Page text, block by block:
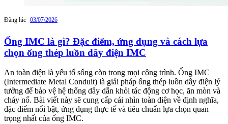
Đăng lúc 03/07/2026
Ống IMC là gì? Đặc điểm, ứng dụng và cách lựa
chọn ống thép luồn dây điện IMC
An toàn điện là yếu tố sống còn trong mọi công trình. Ống IMC
(Intermediate Metal Conduit) là giải pháp ống thép luồn dây điện lý
tưởng để bảo vệ hệ thống dây dẫn khỏi tác động cơ học, ăn mòn và
cháy nổ. Bài viết này sẽ cung cấp cái nhìn toàn diện về định nghĩa,
đặc điểm nổi bật, ứng dụng thực tế và tiêu chuẩn lựa chọn quan
trọng nhất của ống IMC.